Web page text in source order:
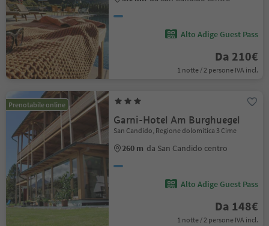
Alto Adige Guest Pass
Da 210€
1 notte / 2 persone IVA incl.
Prenotabile online
Garni-Hotel Am Burghuegel
San Candido, Regione dolomitica 3 Cime
260 m da San Candido centro
Alto Adige Guest Pass
Da 148€
1 notte / 2 persone IVA incl.